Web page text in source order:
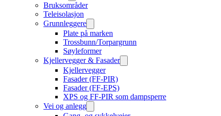
Bruksområder
Teleisolasjon
Grunnleggere
Plate på marken
Trossbunn/Torpargrunn
Søyleformer
Kjellervegger & Fasader
Kjellervegger
Fasader (FF-PIR)
Fasader (FF-EPS)
XPS og FF-PIR som dampsperre
Vei og anlegg